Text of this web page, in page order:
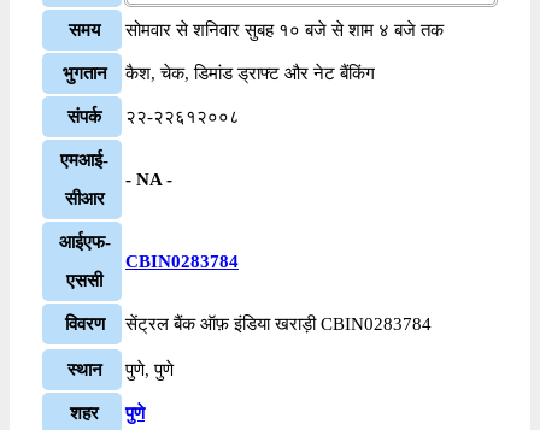
समय सोमवार से शनिवार सुबह १० बजे से शाम ४ बजे तक
भुगतान कैश, चेक, डिमांड ड्राफ्ट और नेट बैंकिंग
संपर्क २२-२२६१२००८
एमआई-
सीआर
- NA -
आईएफ-
एससी
CBIN0283784
विवरण सेंट्रल बैंक ऑफ़ इंडिया खराड़ी CBIN0283784
स्थान पुणे, पुणे
शहर पुणे